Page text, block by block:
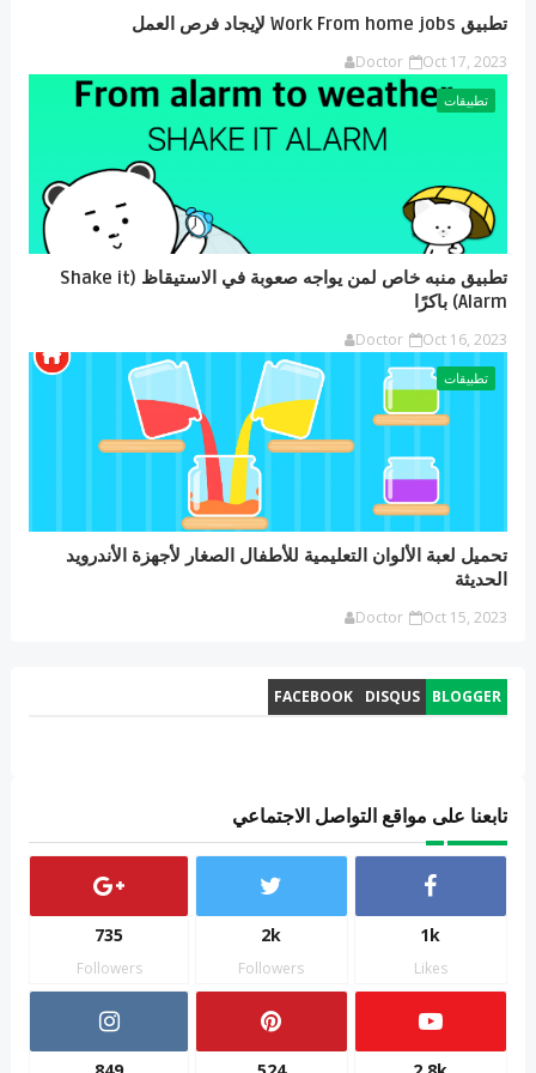
تطبيق Work From home jobs لإيجاد فرص العمل
Doctor Oct 17, 2023
تطبيقات
تطبيق منبه خاص لمن يواجه صعوبة في الاستيقاظ (Shake it
Alarm) باكرًا
Doctor Oct 16, 2023
تطبيقات
تحميل لعبة الألوان التعليمية للأطفال الصغار لأجهزة الأندرويد
الحديثة
Doctor Oct 15, 2023
BLOGGER
DISQUS
FACEBOOK
تابعنا على مواقع التواصل الاجتماعي
1k
Likes
2k
Followers
735
Followers